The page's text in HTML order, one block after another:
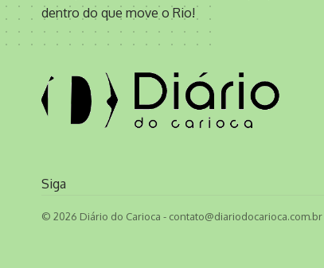
dentro do que move o Rio!
Siga
© 2026 Diário do Carioca - contato@diariodocarioca.com.br